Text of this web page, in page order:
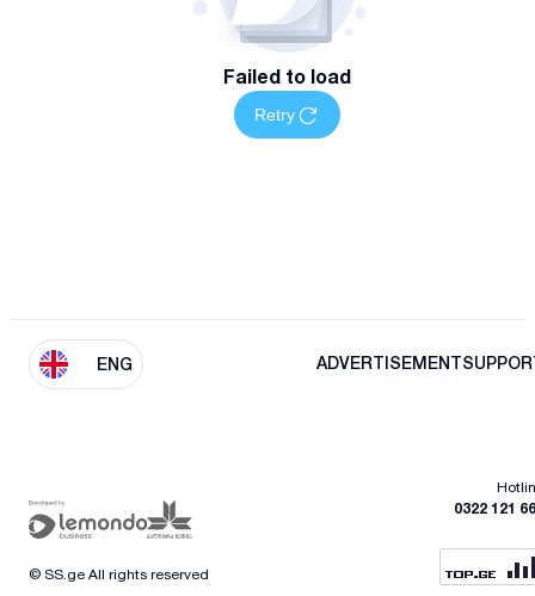
Failed to load
Retry
ENG ADVERTISEMENT
0322 121
© SS.ge All rights reserved